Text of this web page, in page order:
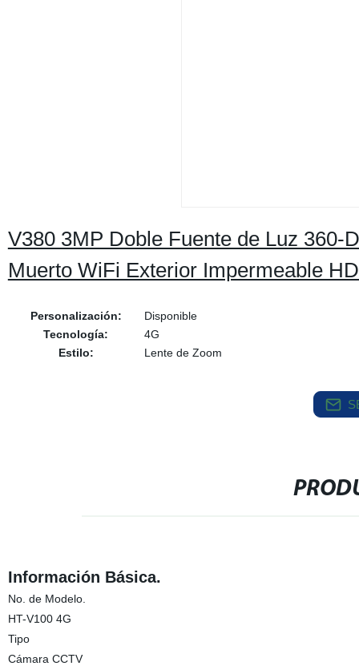
V380 3MP Doble Fuente de Luz 360-
Muerto WiFi Exterior Impermeable
Personalización:
Disponible
Tecnología:
4G
Estilo:
Lente de Zoom
Información Básica.
No. de Modelo.
HT-V100 4G
Tipo
Cámara CCTV